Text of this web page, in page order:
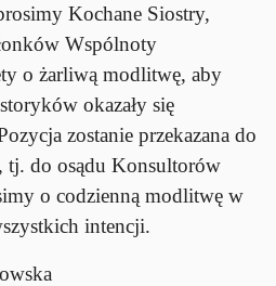
Kochane Siostry,
Wspólnoty
o żarliwą modlitwę, aby
okazały się
zostanie przekazana do
tj. do osądu Konsultorów
o codzienną modlitwę w
intencji.